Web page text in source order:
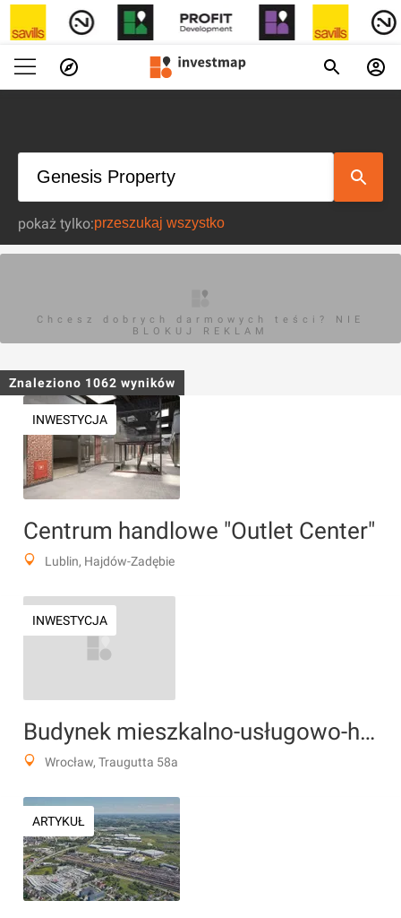
pokaż tylko:
Chcesz dobrych darmowych teści? NIE
BLOKUJ REKLAM
Znaleziono 1062 wyników
INWESTYCJA
Centrum handlowe "Outlet Center"
Lublin, Hajdów-Zadębie
INWESTYCJA
Budynek mieszkalno-usługowo-handlowy
Wrocław, Traugutta 58a
ARTYKUŁ